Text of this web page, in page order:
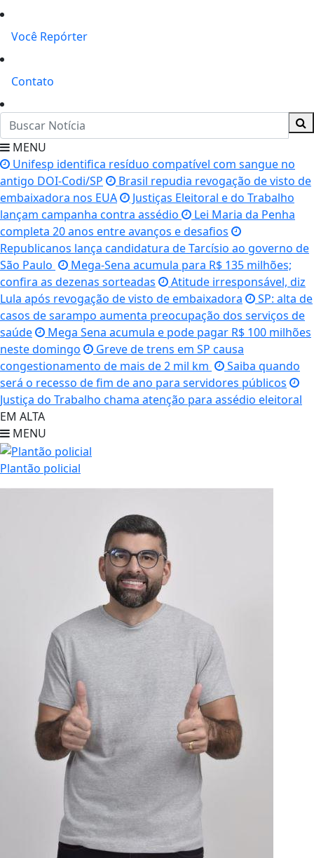
Você Repórter
Contato
MENU
Unifesp identifica resíduo compatível com sangue no
antigo DOI-Codi/SP
Brasil repudia revogação de visto de
embaixadora nos EUA
Justiças Eleitoral e do Trabalho
lançam campanha contra assédio
Lei Maria da Penha
completa 20 anos entre avanços e desafios
Republicanos lança candidatura de Tarcísio ao governo de
São Paulo
Mega-Sena acumula para R$ 135 milhões;
confira as dezenas sorteadas
Atitude irresponsável, diz
Lula após revogação de visto de embaixadora
SP: alta de
casos de sarampo aumenta preocupação dos serviços de
saúde
Mega Sena acumula e pode pagar R$ 100 milhões
neste domingo
Greve de trens em SP causa
congestionamento de mais de 2 mil km
Saiba quando
será o recesso de fim de ano para servidores públicos
Justiça do Trabalho chama atenção para assédio eleitoral
EM ALTA
MENU
Plantão policial